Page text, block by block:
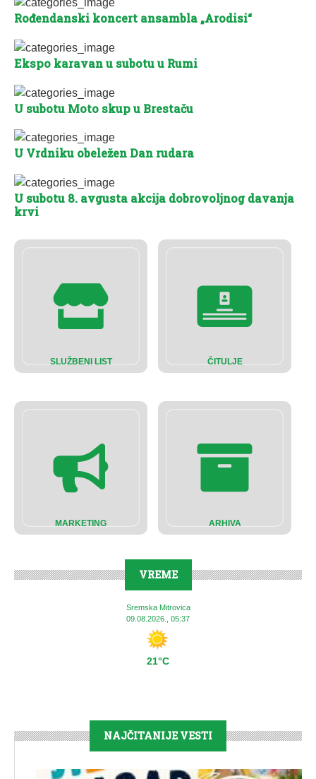
SLUŽBENI LIST ČITULJE
MARKETING ARHIVA
VREME
Sremska Mitrovica
09.08.2026., 05:37
21°C
Rođendanski koncert ansambla „Arodisi“
Ekspo karavan u subotu u Rumi
U subotu Moto skup u Brestaču
U Vrdniku obeležen Dan rudara
U subotu 8. avgusta akcija dobrovoljnog davanja
krvi
NAJČITANIJE VESTI